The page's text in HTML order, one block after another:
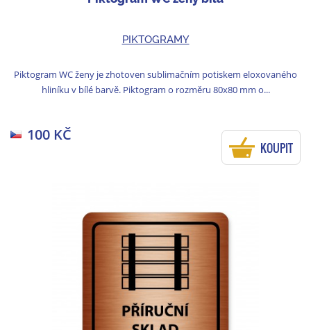
PIKTOGRAMY
Piktogram WC ženy je zhotoven sublimačním potiskem eloxovaného
hliníku v bílé barvě. Piktogram o rozměru 80x80 mm o...
100 KČ
KOUPIT